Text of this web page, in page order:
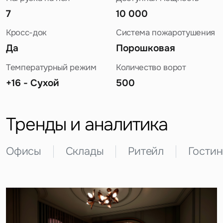
7 10 000
Кросс-док
Да
Система пожаротушения
Порошковая
Температурный режим
+16 - Сухой
Количество ворот
500
Тренды и аналитика
Офисы Склады Ритейл
Задайте свой вопрос
Предложение
Это обязательное поле